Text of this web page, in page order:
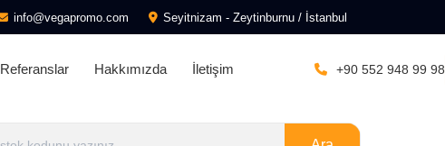
info@vegapromo.com Seyitnizam - Zeytinburnu / İstanbul
Referanslar Hakkımızda İletişim +90 552 948 99 98